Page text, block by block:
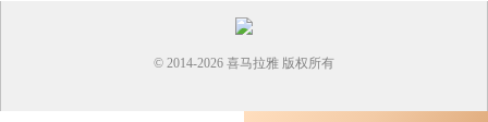
© 2014-2026 喜马拉雅 版权所有